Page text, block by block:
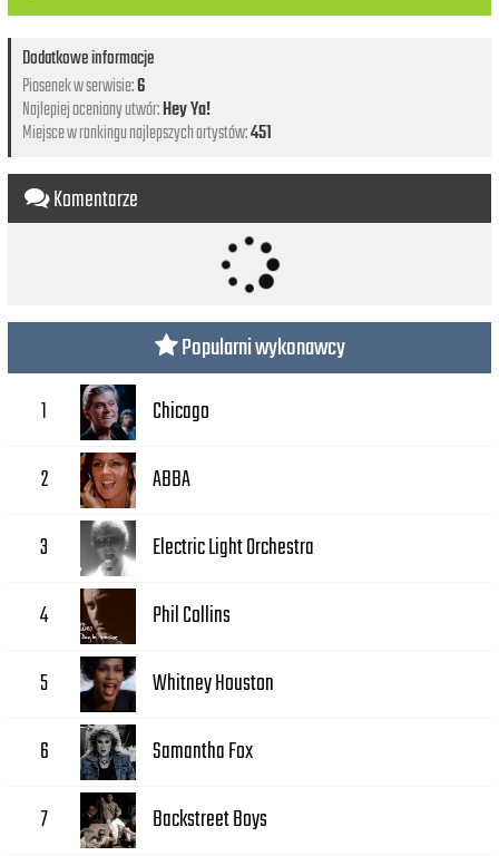
Dodatkowe informacje
Piosenek w serwisie:6
Najlepiej oceniony utwór:Hey Ya!
Miejsce w rankingu najlepszych artystów:451
Komentarze
Popularni wykonawcy
1 Chicago
2 ABBA
3 Electric Light Orchestra
4 Phil Collins
5 Whitney Houston
6 Samantha Fox
7 Backstreet Boys